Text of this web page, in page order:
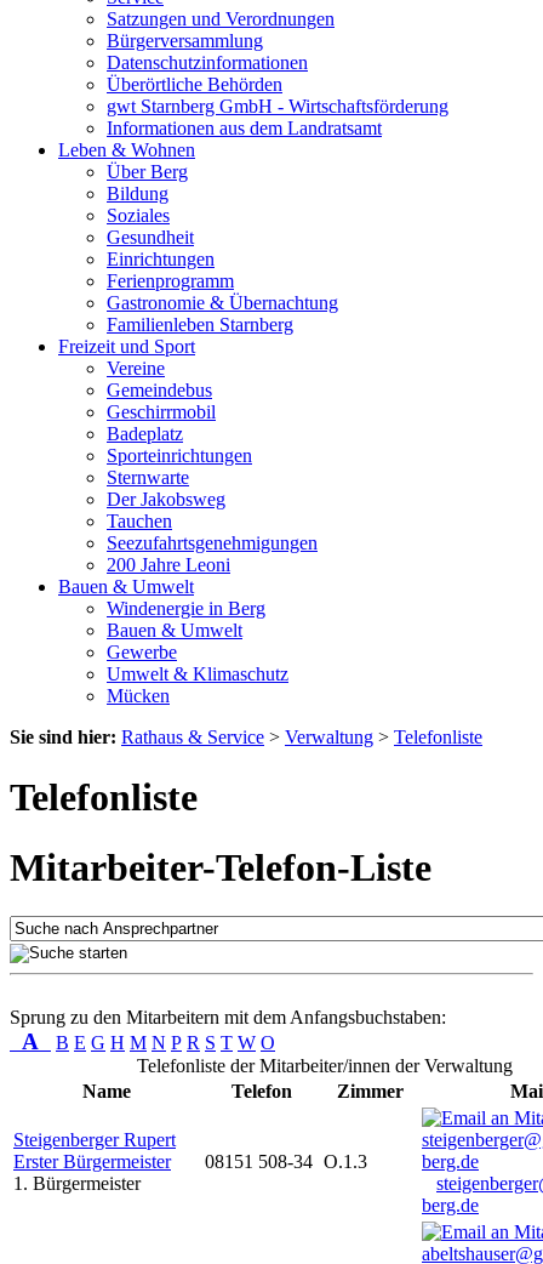
Satzungen und Verordnungen
Bürgerversammlung
Datenschutzinformationen
Überörtliche Behörden
gwt Starnberg GmbH - Wirtschaftsförderung
Informationen aus dem Landratsamt
Leben & Wohnen
Über Berg
Bildung
Soziales
Gesundheit
Einrichtungen
Ferienprogramm
Gastronomie & Übernachtung
Familienleben Starnberg
Freizeit und Sport
Vereine
Gemeindebus
Geschirrmobil
Badeplatz
Sporteinrichtungen
Sternwarte
Der Jakobsweg
Tauchen
Seezufahrtsgenehmigungen
200 Jahre Leoni
Bauen & Umwelt
Windenergie in Berg
Bauen & Umwelt
Gewerbe
Umwelt & Klimaschutz
Mücken
Sie sind hier: Rathaus & Service > Verwaltung > Telefonliste
Telefonliste
Mitarbeiter-Telefon-Liste
Sprung zu den Mitarbeitern mit dem Anfangsbuchstaben:
A B E G H M N P R S T W O
Telefonliste der Mitarbeiter/innen der Verwaltung
Name
Telefon Zimmer
Steigenberger Rupert
Erster Bürgermeister
1. Bürgermeister
08151 508-34 O.1.3
berg.de